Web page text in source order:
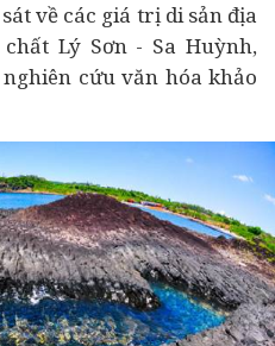
về các giá trị di sản địa
Lý Sơn - Sa Huỳnh,
cứu văn hóa khảo